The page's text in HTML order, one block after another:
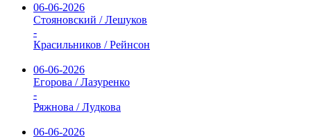
06-06-2026
Стояновский / Лешуков
-
Красильников / Рейнсон
06-06-2026
Егорова / Лазуренко
-
Ряжнова / Лудкова
06-06-2026